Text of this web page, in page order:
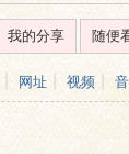
我的分享 随便
网址 视频